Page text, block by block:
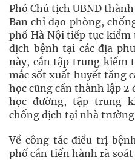
Phó Chủ tịch UBND
Ban chỉ đạo phòng,
phố Hà Nội tiếp tục
dịch bệnh tại các địa
này, cần tập trung kiểm
mắc sốt xuất huyết tăng
học cũng cần thành lập 2
học đường, tập trung
chống dịch tại nhà
Về công tác điều trị
phố cần tiến hành rà